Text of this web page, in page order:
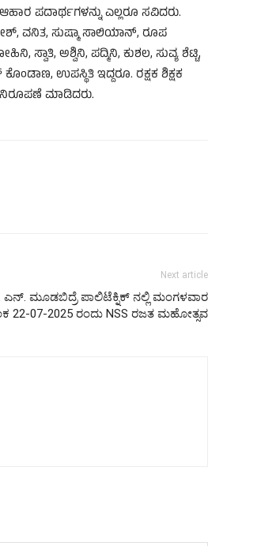
ಪದಾರ್ಥಗಳನ್ನು ಎಲ್ಲರೂ ಸವಿದರು.
ವನಿತ, ಸುಷ್ಮಾ ಸಾಲಿಯಾನ್, ರೂಪ
ಸ್ವಾತಿ, ಅಶ್ವಿನಿ, ಪದ್ಮಿನಿ, ಕುಶಲ, ಸುವ್ಯ ಶೆಟ್ಟಿ,
ಉಪಸ್ಥಿತಿ ಇದ್ದರೂ. ರಕ್ಷಕ ಶಿಕ್ಷಕ
ನಿರೂಪಣೆ ಮಾಡಿದರು.
Next article
ಮೂಡಬಿದ್ರೆ ಪಾಲಿಟೆಕ್ನಿಕ್ ನಲ್ಲಿ ಮಂಗಳವಾರ
22-07-2025 ರಂದು NSS ರಜತ ಮಹೋತ್ಸವ